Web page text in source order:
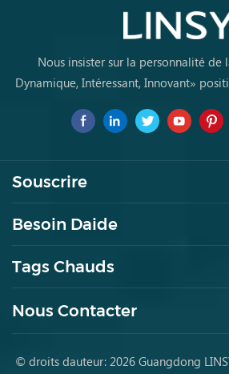
Nous insister sur la personnalité de
Dynamique, Intéressant, Innovant»
pour la première
Souscrire
Besoin Daide
Tags Chauds
Nous Contacter
© droits dauteur: 2026 Guangdong